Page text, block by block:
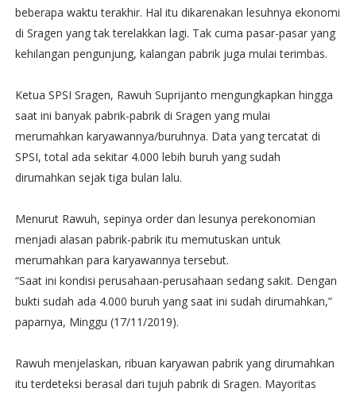
beberapa waktu terakhir. Hal itu dikarenakan lesuhnya ekonomi
di Sragen yang tak terelakkan lagi. Tak cuma pasar-pasar yang
kehilangan pengunjung, kalangan pabrik juga mulai terimbas.
Ketua SPSI Sragen, Rawuh Suprijanto mengungkapkan hingga
saat ini banyak pabrik-pabrik di Sragen yang mulai
merumahkan karyawannya/buruhnya. Data yang tercatat di
SPSI, total ada sekitar 4.000 lebih buruh yang sudah
dirumahkan sejak tiga bulan lalu.
Menurut Rawuh, sepinya order dan lesunya perekonomian
menjadi alasan pabrik-pabrik itu memutuskan untuk
merumahkan para karyawannya tersebut.
“Saat ini kondisi perusahaan-perusahaan sedang sakit. Dengan
bukti sudah ada 4.000 buruh yang saat ini sudah dirumahkan,”
paparnya, Minggu (17/11/2019).
Rawuh menjelaskan, ribuan karyawan pabrik yang dirumahkan
itu terdeteksi berasal dari tujuh pabrik di Sragen. Mayoritas